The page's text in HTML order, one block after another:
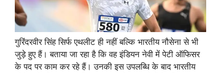
गुरिंदरवीर सिंह सिर्फ एथलीट ही नहीं बल्कि भारतीय नौसेना से भी
जुड़े हुए हैं। बताया जा रहा है कि वह इंडियन नेवी में पेटी ऑफिसर
के पद पर काम कर रहे हैं। उनकी इस उपलब्धि के बाद भारतीय